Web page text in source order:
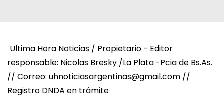
Ultima Hora Noticias / Propietario - Editor
responsable: Nicolas Bresky /La Plata -Pcia de Bs.As.
// Correo: uhnoticiasargentinas@gmail.com //
Registro DNDA en trámite